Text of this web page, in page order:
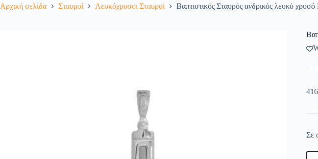
Αρχική σελίδα Σταυροί Λευκόχρυσοι Σταυροί Βαπτιστικός Σταυρός ανδρικός λευκό
Σε